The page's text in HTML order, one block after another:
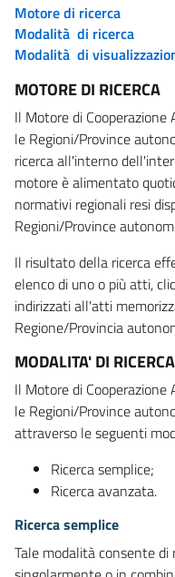
Motore di ricerca
Modalità di ricerca
Modalità di
MOTORE DI RICERCA
Il Motore di
le Regioni/Province
ricerca all'interno
motore è alimentato
normativi regionali resi
Regioni/Province
Il risultato della ricerca
elenco di uno o più atti,
indirizzati all'atti
Regione/Provincia
MODALITA' DI RICERCA
Il Motore di
le Regioni/Province
attraverso le seguenti
Ricerca semplice;
Ricerca avanzata.
Ricerca semplice
Tale modalità consente